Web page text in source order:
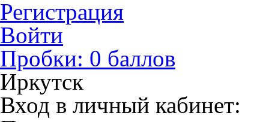
Регистрация
Войти
Пробки: 0 баллов
Иркутск
Вход в личный кабинет: